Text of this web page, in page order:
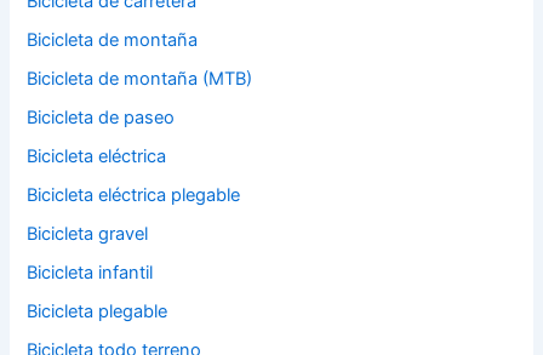
Bicicleta de montaña
Bicicleta de montaña (MTB)
Bicicleta de paseo
Bicicleta eléctrica
Bicicleta eléctrica plegable
Bicicleta gravel
Bicicleta infantil
Bicicleta plegable
Bicicleta todo terreno